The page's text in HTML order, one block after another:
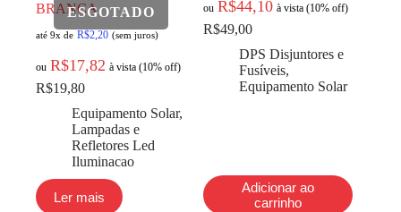
BRANCA
até 9x de R$2,20 (sem juros)
ou R$17,82 à vista (10% off)
R$19,80
Equipamento Solar,
Lampadas e
Refletores Led
Iluminacao
Ler mais
ou R$44,10 à vista (10% off)
R$49,00
DPS Disjuntores e
Fusíveis,
Equipamento Solar
Adicionar ao
carrinho